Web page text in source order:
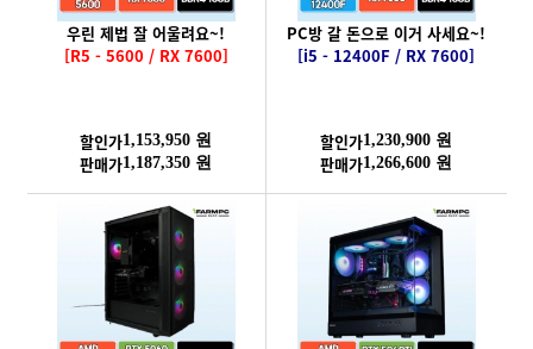
우린 제법 잘 어울려요~!
[R5 - 5600 / RX 7600]
할인가1,153,950 원
판매가1,187,350 원
PC방 갈 돈으로 이거 사세요~!
[i5 - 12400F / RX 7600]
할인가1,230,900 원
판매가1,266,600 원